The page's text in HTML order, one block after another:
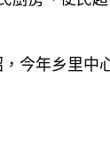
今年乡里中